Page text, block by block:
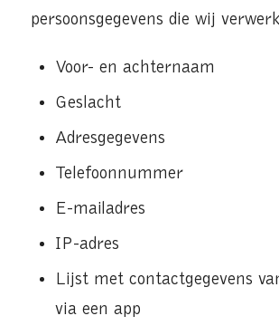
persoonsgegevens die wij
Voor- en achternaam
Geslacht
Adresgegevens
Telefoonnummer
E-mailadres
IP-adres
Lijst met contactgegevens
via een app